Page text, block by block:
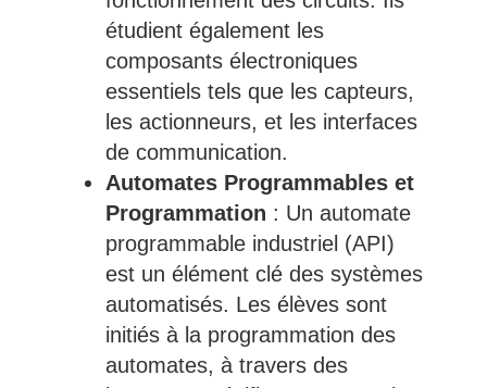
étudient également les
composants électroniques
essentiels tels que les capteurs,
les actionneurs, et les interfaces
de communication.
Automates Programmables et
Programmation : Un automate
programmable industriel (API)
est un élément clé des systèmes
automatisés. Les élèves sont
initiés à la programmation des
automates, à travers des